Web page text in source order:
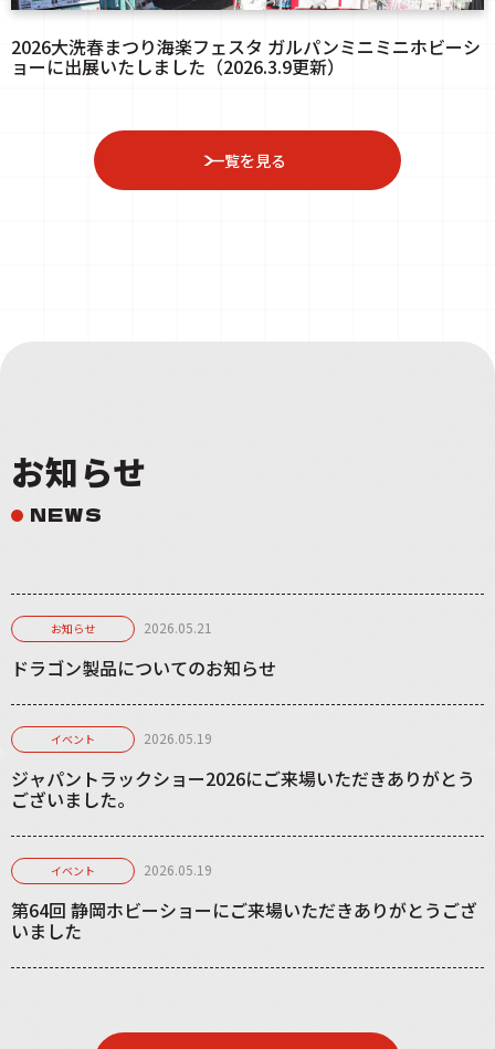
2026大洗春まつり海楽フェスタ ガルパンミニミニホビーシ
ョーに出展いたしました（2026.3.9更新）
一覧を見る
お知らせ
NEWS
お知らせ 2026.05.21
ドラゴン製品についてのお知らせ
イベント 2026.05.19
ジャパントラックショー2026にご来場いただきありがとう
ございました。
イベント 2026.05.19
第64回 静岡ホビーショーにご来場いただきありがとうござ
いました